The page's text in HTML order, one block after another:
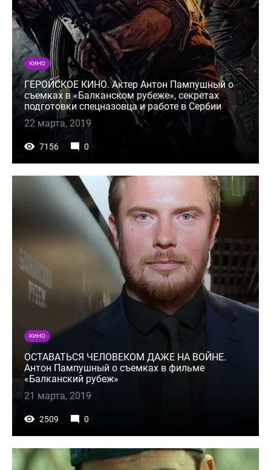
КИНО
ГЕРОЙСКОЕ КИНО. Актер Антон Пампушный о
съемках в «Балканском рубеже», секретах
подготовки спецназовца и работе в Сербии
22 марта, 2019
7156 0
КИНО
ОСТАВАТЬСЯ ЧЕЛОВЕКОМ ДАЖЕ НА ВОЙНЕ.
Антон Пампушный о съемках в фильме
«Балканский рубеж»
21 марта, 2019
2509 0